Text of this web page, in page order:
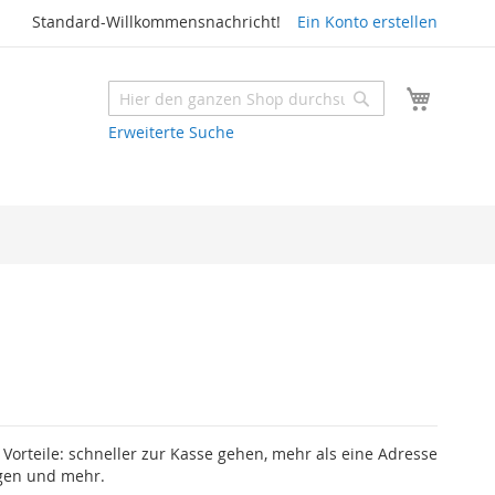
Standard-Willkommensnachricht! Ein Konto erstellen
Suche
Erweiterte Suche
Suche
schneller zur Kasse gehen, mehr als eine Adresse
und mehr.